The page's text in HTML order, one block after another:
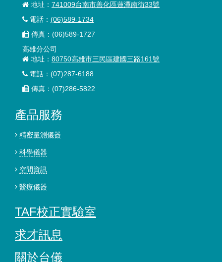
地址： 741009台南市善化區蓮潭南街33號
電話： (06)589-1734
傳真：(06)589-1727
高雄分公司
地址： 80750高雄市三民區建國三路161號
電話： (07)287-6188
傳真：(07)286-5822
產品服務
精密量測儀器
科學儀器
空間資訊
醫療儀器
TAF校正實驗室
求才訊息
關於台儀